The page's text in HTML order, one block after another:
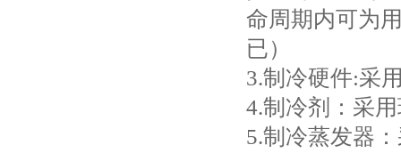
命周期内可为
已）
3.制冷硬件:采
4.制冷剂：采
5.制冷蒸发器